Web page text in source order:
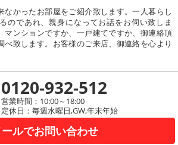
なかったお部屋をご紹介致します。一人暮らし
のであれ、親身になってお話をお伺い致しま
マンションですか、一戸建てですか、御連絡頂
べ致します。お客様のご来店、御連絡を心より
0120-932-512
営業時間：10:00～18:00
定休日：毎週水曜日,GW,年末年始
ールでお問い合わせ